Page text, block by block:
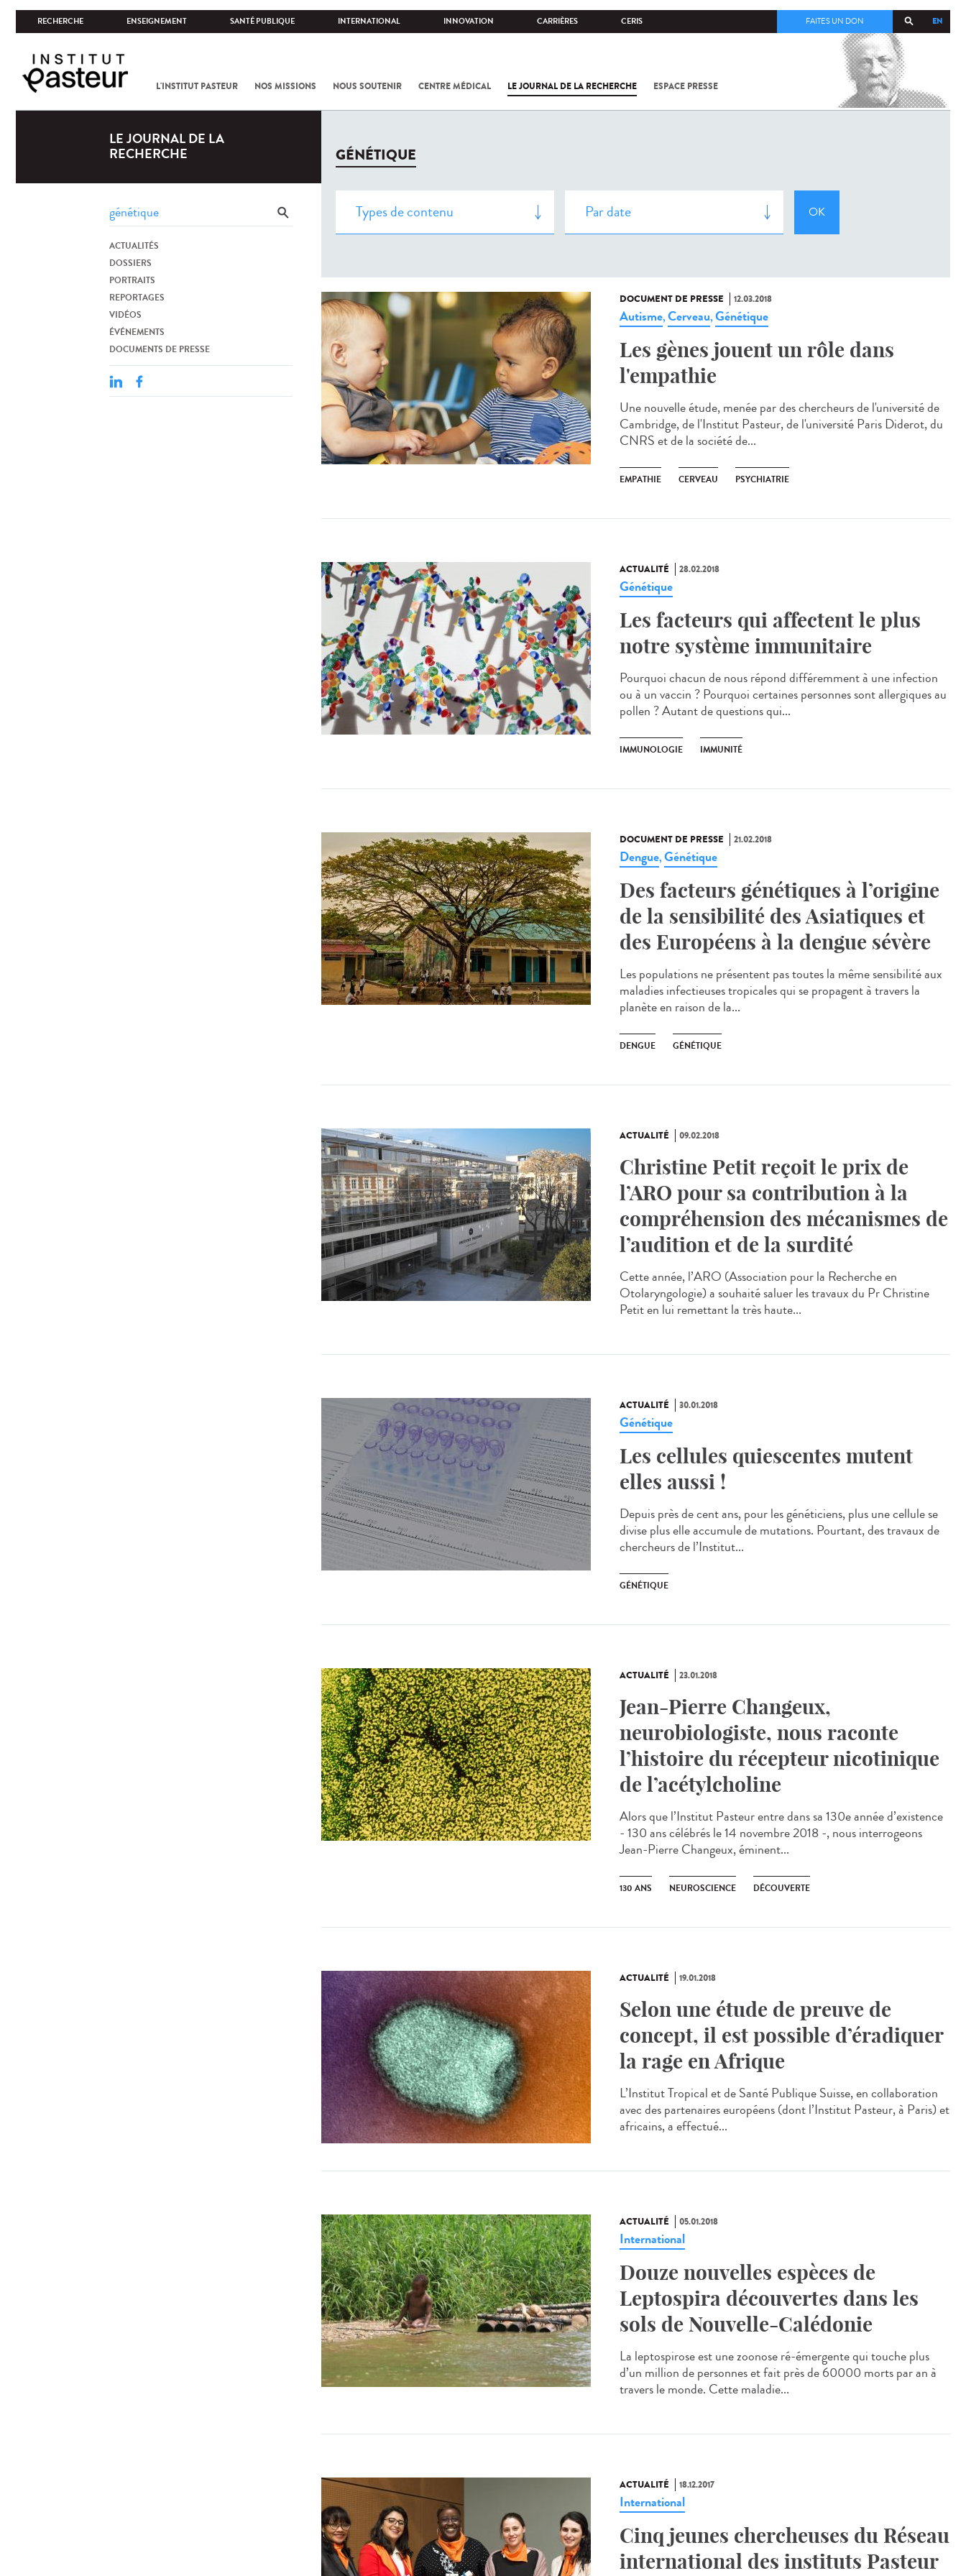
RECHERCHE ENSEIGNEMENT SANTÉ PUBLIQUE INTERNATIONAL INNOVATION CARRIÈRES CERIS EN
FAITES UN DON
L'INSTITUT PASTEUR NOS MISSIONS NOUS SOUTENIR CENTRE MÉDICAL LE JOURNAL DE LA RECHERCHE ESPACE PRESSE
COV-2 /
LE JOURNAL DE LA
RECHERCHE
ACTUALITÉS
DOSSIERS
PORTRAITS
REPORTAGES
VIDÉOS
ÉVÉNEMENTS
DOCUMENTS DE PRESSE
GÉNÉTIQUE
DOCUMENT DE PRESSE 12.03.2018
Autisme,Cerveau,Génétique
Les gènes jouent un rôle dans
l'empathie
Une nouvelle étude, menée par des chercheurs de l'université de
Cambridge, de l'Institut Pasteur, de l'université Paris Diderot, du
CNRS et de la société de...
EMPATHIE CERVEAU PSYCHIATRIE
ACTUALITÉ 28.02.2018
Génétique
Les facteurs qui affectent le plus
notre système immunitaire
Pourquoi chacun de nous répond différemment à une infection
ou à un vaccin ? Pourquoi certaines personnes sont allergiques au
pollen ? Autant de questions qui...
IMMUNOLOGIE IMMUNITÉ
DOCUMENT DE PRESSE 21.02.2018
Dengue,Génétique
Des facteurs génétiques à l’origine
de la sensibilité des Asiatiques et
des Européens à la dengue sévère
Les populations ne présentent pas toutes la même sensibilité aux
maladies infectieuses tropicales qui se propagent à travers la
planète en raison de la...
DENGUE GÉNÉTIQUE
ACTUALITÉ 09.02.2018
Christine Petit reçoit le prix de
l’ARO pour sa contribution à la
compréhension des mécanismes de
l’audition et de la surdité
Cette année, l’ARO (Association pour la Recherche en
Otolaryngologie) a souhaité saluer les travaux du Pr Christine
Petit en lui remettant la très haute...
ACTUALITÉ 30.01.2018
Génétique
Les cellules quiescentes mutent
elles aussi !
Depuis près de cent ans, pour les généticiens, plus une cellule se
divise plus elle accumule de mutations. Pourtant, des travaux de
chercheurs de l’Institut...
GÉNÉTIQUE
ACTUALITÉ 23.01.2018
Jean-Pierre Changeux,
neurobiologiste, nous raconte
l’histoire du récepteur nicotinique
de l’acétylcholine
Alors que l’Institut Pasteur entre dans sa 130e année d’existence
- 130 ans célébrés le 14 novembre 2018 -, nous interrogeons
Jean-Pierre Changeux, éminent...
130 ANS NEUROSCIENCE DÉCOUVERTE
ACTUALITÉ 19.01.2018
Selon une étude de preuve de
concept, il est possible d’éradiquer
la rage en Afrique
L’Institut Tropical et de Santé Publique Suisse, en collaboration
avec des partenaires européens (dont l’Institut Pasteur, à Paris) et
africains, a effectué...
ACTUALITÉ 05.01.2018
International
Douze nouvelles espèces de
Leptospira découvertes dans les
sols de Nouvelle-Calédonie
La leptospirose est une zoonose ré-émergente qui touche plus
d’un million de personnes et fait près de 60000 morts par an à
travers le monde. Cette maladie...
ACTUALITÉ 18.12.2017
International
Cinq jeunes chercheuses du Réseau
international des instituts Pasteur